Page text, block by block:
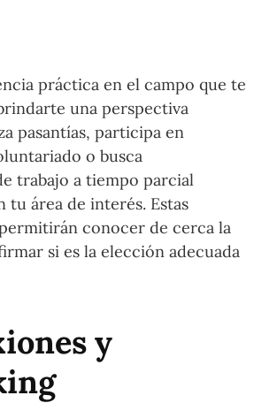
práctica en el campo que te
una perspectiva
pasantías, participa en
o busca
trabajo a tiempo parcial
tu área de interés. Estas
conocer de cerca la
si es la elección adecuada
y